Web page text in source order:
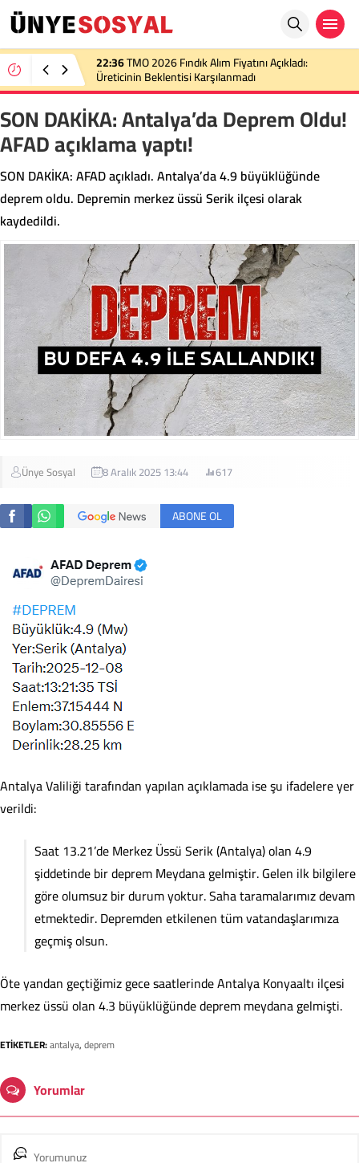
22:36TMO 2026 Fındık Alım Fiyatını Açıkladı:
Üreticinin Beklentisi Karşılanmadı
SON DAKİKA: Antalya’da Deprem Oldu!
AFAD açıklama yaptı!
SON DAKİKA: AFAD açıkladı. Antalya’da 4.9 büyüklüğünde
deprem oldu. Depremin merkez üssü Serik ilçesi olarak
kaydedildi.
Ünye Sosyal 8 Aralık 2025 13:44 617
ABONE OL
Antalya Valiliği tarafından yapılan açıklamada ise şu ifadelere yer
verildi:
Saat 13.21’de Merkez Üssü Serik (Antalya) olan 4.9
şiddetinde bir deprem Meydana gelmiştir. Gelen ilk bilgilere
göre olumsuz bir durum yoktur. Saha taramalarımız devam
etmektedir. Depremden etkilenen tüm vatandaşlarımıza
geçmiş olsun.
Öte yandan geçtiğimiz gece saatlerinde Antalya Konyaaltı ilçesi
merkez üssü olan 4.3 büyüklüğünde deprem meydana gelmişti.
ETİKETLER:antalya,deprem
Yorumlar